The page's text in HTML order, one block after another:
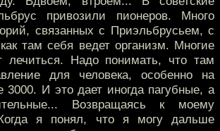
привозили пионеров. Много
связанных с Приэльбрусьем, с
там себя ведет организм. Многие
лечиться. Надо понимать, что там
для человека, особенно на
3000. И это дает иногда пагубные, а
Возвращаясь к моему
я понял, что я могу дальше